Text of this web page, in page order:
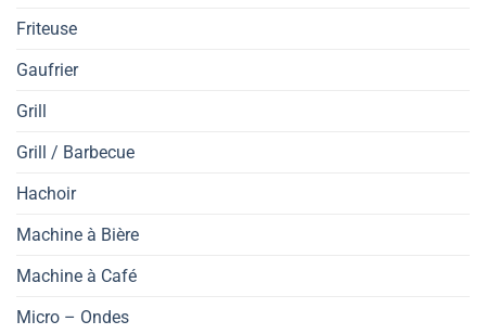
Friteuse
Gaufrier
Grill
Grill / Barbecue
Hachoir
Machine à Bière
Machine à Café
Micro – Ondes